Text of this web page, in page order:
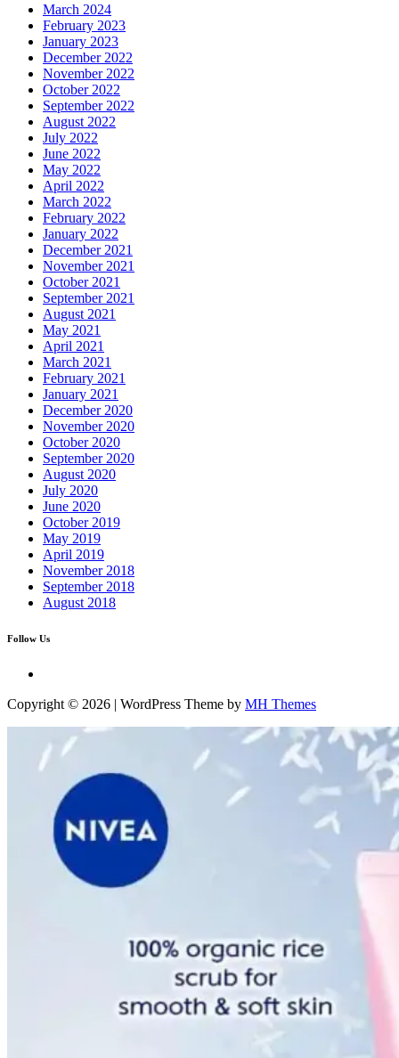
March 2024
February 2023
January 2023
December 2022
November 2022
October 2022
September 2022
August 2022
July 2022
June 2022
May 2022
April 2022
March 2022
February 2022
January 2022
December 2021
November 2021
October 2021
September 2021
August 2021
May 2021
April 2021
March 2021
February 2021
January 2021
December 2020
November 2020
October 2020
September 2020
August 2020
July 2020
June 2020
October 2019
May 2019
April 2019
November 2018
September 2018
August 2018
Follow Us
Copyright © 2026 | WordPress Theme by MH Themes